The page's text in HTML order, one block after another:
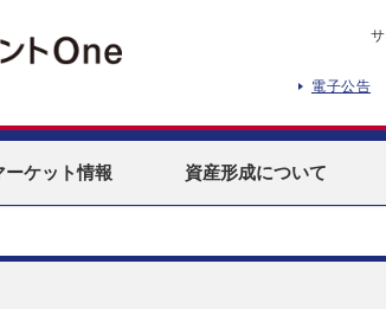
電子公告
ーケット情報 資産形成について